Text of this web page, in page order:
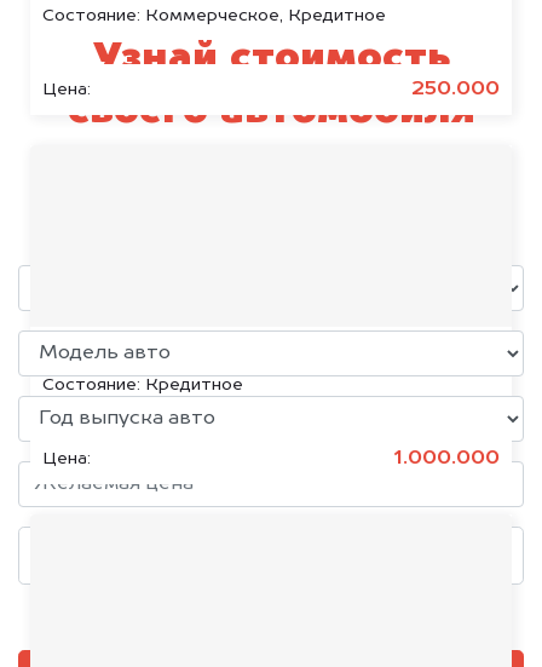
Состояние: Коммерческое, Кредитное
Цена: 250.000
KIA K5, 2020
Состояние: Кредитное
Цена: 1.000.000
Узнай стоимость
своего автомобиля